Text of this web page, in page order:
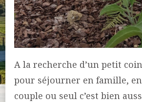
A la recherche d’un petit
pour séjourner en famille,
couple ou seul c’est bien